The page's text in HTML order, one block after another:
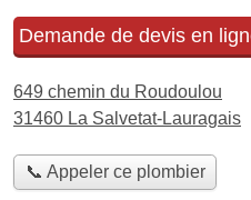
Demande de devis en
649 chemin du Roudoulou
31460 La Salvetat-Lauragais
📞 Appeler ce plombier